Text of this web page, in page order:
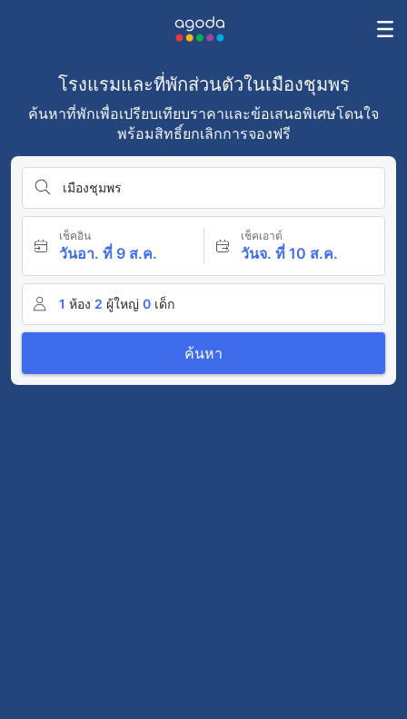
โรงแรมและที่พักส่วนตัวในเมืองชุมพร
ค้นหาที่พักเพื่อเปรียบเทียบราคาและข้อเสนอพิเศษโดนใจ
พร้อมสิทธิ์ยกเลิกการจองฟรี
เมืองชุมพร
เช็คอิน
วันอา. ที่ 9 ส.ค.
เช็คเอาต์
วันจ. ที่ 10 ส.ค.
1 ห้อง 2 ผู้ใหญ่ 0 เด็ก
ค้นหา